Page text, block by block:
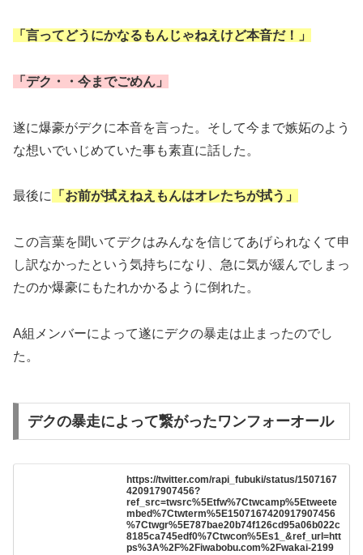
「言ってどうにかなるもんじゃねえけど本音だ！」
「デク・・今までごめん」
遂に爆豪がデクに本音を言った。そして今まで嫉妬のよう
な想いでいじめていた事も素直に話した。
最後に 「お前が拭えねえもんはオレたちが拭う」
この言葉を聞いてデクはみんなを信じてあげられなくて申
し訳なかったという気持ちになり、急に気が緩んでしまっ
たのか爆豪にもたれかかるように倒れた。
A組メンバーによって遂にデクの暴走は止まったのでし
た。
デクの暴走によって繋がったワンフォーオール
https://twitter.com/rapi_fubuki/status/1507167
420917907456?
ref_src=twsrc%5Etfw%7Ctwcamp%5Etweete
mbed%7Ctwterm%5E1507167420917907456
%7Ctwgr%5E787bae20b74f126cd95a06b022c
8185ca745edf0%7Ctwcon%5Es1_&ref_url=htt
ps%3A%2F%2Fiwabobu.com%2Fwakai-2199